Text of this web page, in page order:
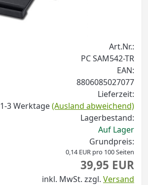
Art.Nr.:
PC SAM542-TR
EAN:
8806085027077
Lieferzeit:
1-3 Werktage(Ausland abweichend)
Lagerbestand:
Auf Lager
Grundpreis:
0,14 EUR pro 100 Seiten
39,95 EUR
inkl. MwSt. zzgl. Versand